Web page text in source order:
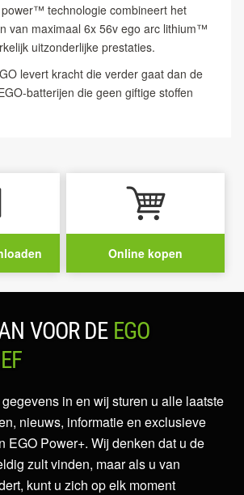
technologie combineert het
van maximaal 6x 56v ego arc lithium™
uitzonderlijke prestaties.
levert kracht die verder gaat dan de
batterijen die geen giftige stoffen
Online kopen
VOOR DE EGO
in en wij sturen u alle laatste
nieuws, informatie en exclusieve
EGO Power+. Wij denken dat u de
zult vinden, maar als u van
kunt u zich op elk moment